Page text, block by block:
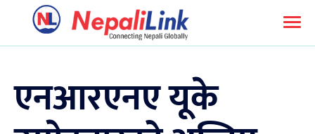
एनआरएनए यूके